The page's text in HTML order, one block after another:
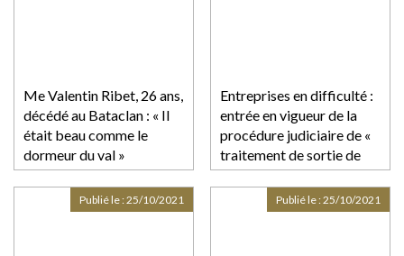
Me Valentin Ribet, 26 ans,
décédé au Bataclan : « Il
était beau comme le
dormeur du val »
Entreprises en difficulté :
entrée en vigueur de la
procédure judiciaire de «
traitement de sortie de
crise »
Publié le :25/10/2021 Publié le :25/10/2021